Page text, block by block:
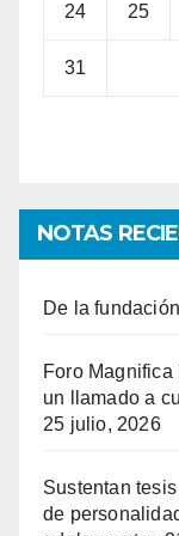
24 25
31
NOTAS
De la
Foro
un llamado a
25 julio, 2026
Sustentan
de